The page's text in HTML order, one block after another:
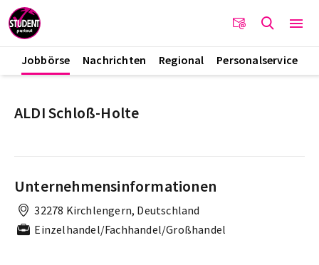
Jobbörse Nachrichten Regional Personalservice
ALDI Schloß-Holte
Unternehmensinformationen
32278 Kirchlengern, Deutschland
Einzelhandel/Fachhandel/Großhandel